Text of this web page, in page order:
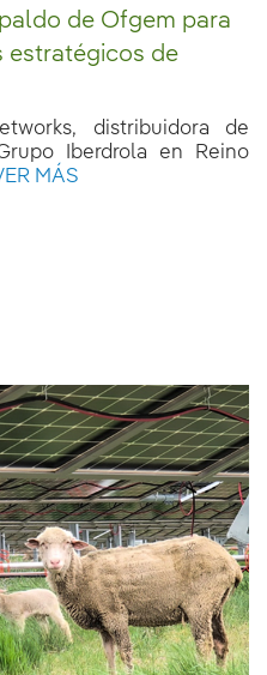
de Ofgem para
estratégicos de
distribuidora de
Iberdrola en Reino
MÁS